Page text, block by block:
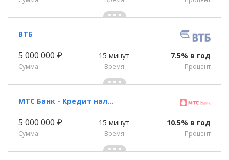
ВТБ
5 000 000 ₽
Сумма
15 минут
Время
7.5% в год
Процент
МТС Банк - Кредит наличными
5 000 000 ₽
Сумма
15 минут
Время
10.5% в год
Процент